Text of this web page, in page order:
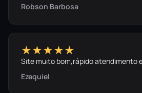
Robson Barbosa
★★★★★
Site muito bom,rápido atendimento
Ezequiel